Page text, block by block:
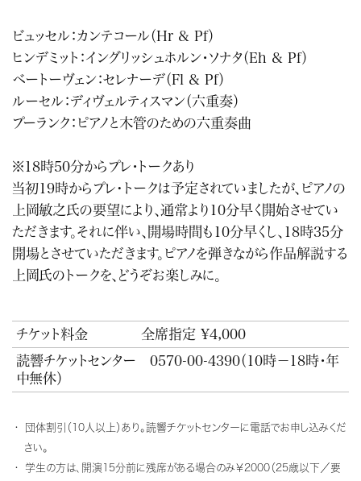
ビュッセル：カンテコール（Hr & Pf）
ヒンデミット：イングリッシュホルン・ソナタ（Eh & Pf）
ベートーヴェン：セレナーデ（Fl & Pf）
ルーセル：ディヴェルティスマン（六重奏）
プーランク：ピアノと木管のための六重奏曲
※18時50分からプレ・トークあり
当初19時からプレ･トークは予定されていましたが、ピアノの
上岡敏之氏の要望により、通常より10分早く開始させてい
ただきます。それに伴い、開場時間も10分早くし、18時35分
開場とさせていただきます。ピアノを弾きながら作品解説する
上岡氏のトークを、どうぞお楽しみに。
チケット料金
全席指定 ¥4,000
読響チケットセンター 0570-00-4390（10時－18時・年
中無休）
団体割引（10人以上）あり。読響チケットセンターに電話でお申し込みくだ
さい。
学生の方は、開演15分前に残席がある場合のみ￥2000（25歳以下／要